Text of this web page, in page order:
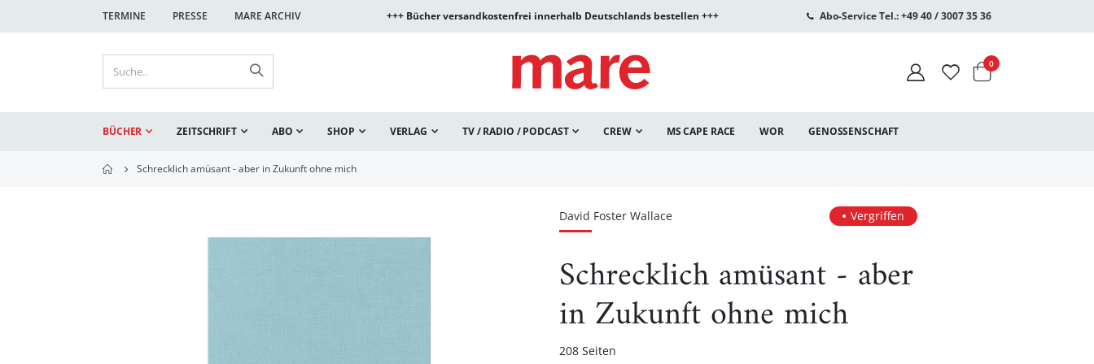
TERMINE PRESSE MARE ARCHIV +++ Bücher versandkostenfrei innerhalb Deutschlands bestellen +++ Abo-Service Tel.: +49 40 / 3007 35 36
Warenkorb
0Artikel
BÜCHER ZEITSCHRIFT ABO SHOP VERLAG TV / RADIO / PODCAST CREW MS CAPE RACE WOR GENOSSENSCHAFT
Schrecklich amüsant - aber in Zukunft ohne mich
David Foster Wallace Vergriffen
Schrecklich amüsant - aber
in Zukunft ohne mich
208 Seiten